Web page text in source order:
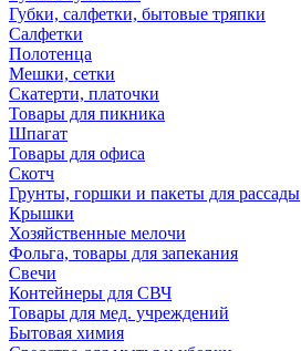
Губки, салфетки, бытовые тряпки
Салфетки
Полотенца
Мешки, сетки
Скатерти, платочки
Товары для пикника
Шпагат
Товары для офиса
Скотч
Грунты, горшки и пакеты для рассады
Крышки
Хозяйственные мелочи
Фольга, товары для запекания
Свечи
Контейнеры для СВЧ
Товары для мед. учреждений
Бытовая химия